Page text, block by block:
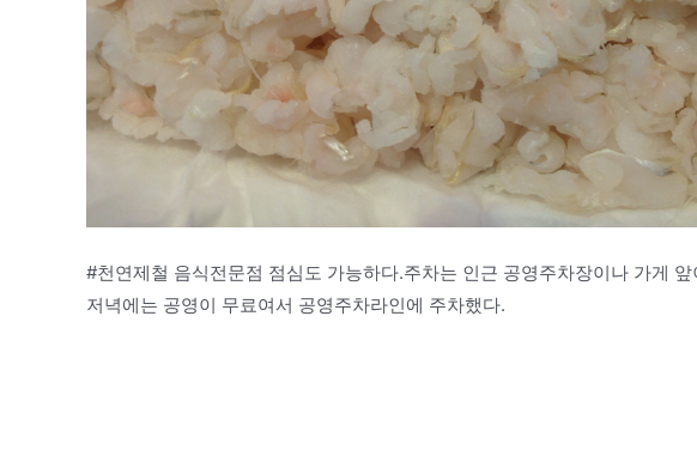
#천연제철 음식전문점 점심도 가능하다.주차는 인근 공영주차장이나 가게
저녁에는 공영이 무료여서 공영주차라인에 주차했다.